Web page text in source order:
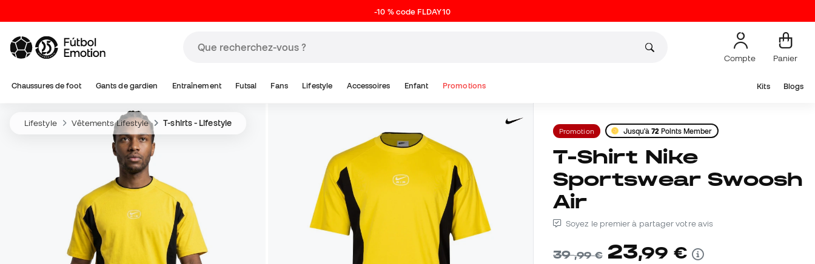
-10 % code FLDAY10
Compte Panier
Chaussures de foot Gants de gardien Entraînement Futsal Fans Lifestyle Accessoires Enfant Promotions Kits Blogs
Lifestyle Vêtements Lifestyle T-shirts - Lifestyle
Promotion Jusqu'à72 Points Member
T-Shirt Nike
Sportswear Swoosh
Air
Soyez le premier à partager votre avis
39,99 € 23,99 €